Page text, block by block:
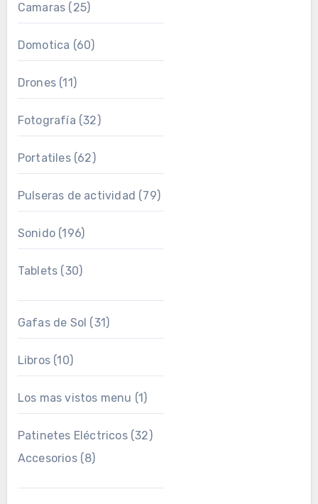
Camaras (25)
Domotica (60)
Drones(11)
Fotografía (32)
Portatiles(62)
Pulseras de actividad (79)
Sonido(196)
Tablets (30)
Gafas de Sol (31)
Libros(10)
Los mas vistos menu (1)
Patinetes Eléctricos(32)
Accesorios(8)